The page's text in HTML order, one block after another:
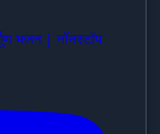
भजन | नॉनस्टॉप